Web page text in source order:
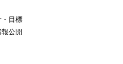
・目標
報公開